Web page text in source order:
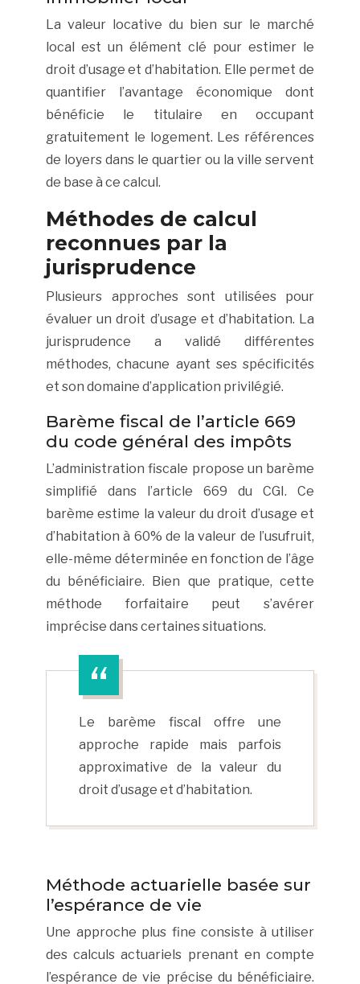
La valeur locative du bien sur le marché
local est un élément clé pour estimer le
droit d’usage et d’habitation. Elle permet de
quantifier l’avantage économique dont
bénéficie le titulaire en occupant
gratuitement le logement. Les références
de loyers dans le quartier ou la ville servent
de base à ce calcul.
Méthodes de calcul
reconnues par la
jurisprudence
Plusieurs approches sont utilisées pour
évaluer un droit d’usage et d’habitation. La
jurisprudence a validé différentes
méthodes, chacune ayant ses spécificités
et son domaine d’application privilégié.
Barème fiscal de l’article 669
du code général des impôts
L’administration fiscale propose un barème
simplifié dans l’article 669 du CGI. Ce
barème estime la valeur du droit d’usage et
d’habitation à 60% de la valeur de l’usufruit,
elle-même déterminée en fonction de l’âge
du bénéficiaire. Bien que pratique, cette
méthode forfaitaire peut s’avérer
imprécise dans certaines situations.
Le barème fiscal offre une
approche rapide mais parfois
approximative de la valeur du
droit d’usage et d’habitation.
Méthode actuarielle basée sur
l’espérance de vie
Une approche plus fine consiste à utiliser
des calculs actuariels prenant en compte
l’espérance de vie précise du bénéficiaire.